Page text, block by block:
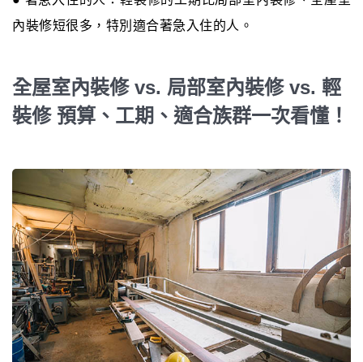
內裝修短很多，特別適合著急入住的人。
全屋室內裝修 vs. 局部室內裝修 vs. 輕
裝修 預算、工期、適合族群一次看懂！